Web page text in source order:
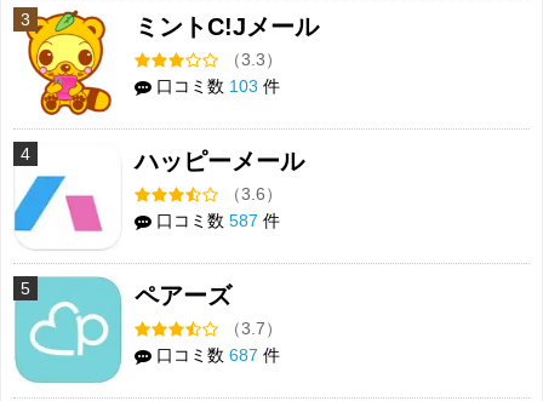
3 ミントC!Jメール
（3.3）
口コミ数 103 件
4 ハッピーメール
（3.6）
口コミ数 587 件
5 ペアーズ
（3.7）
口コミ数 687 件